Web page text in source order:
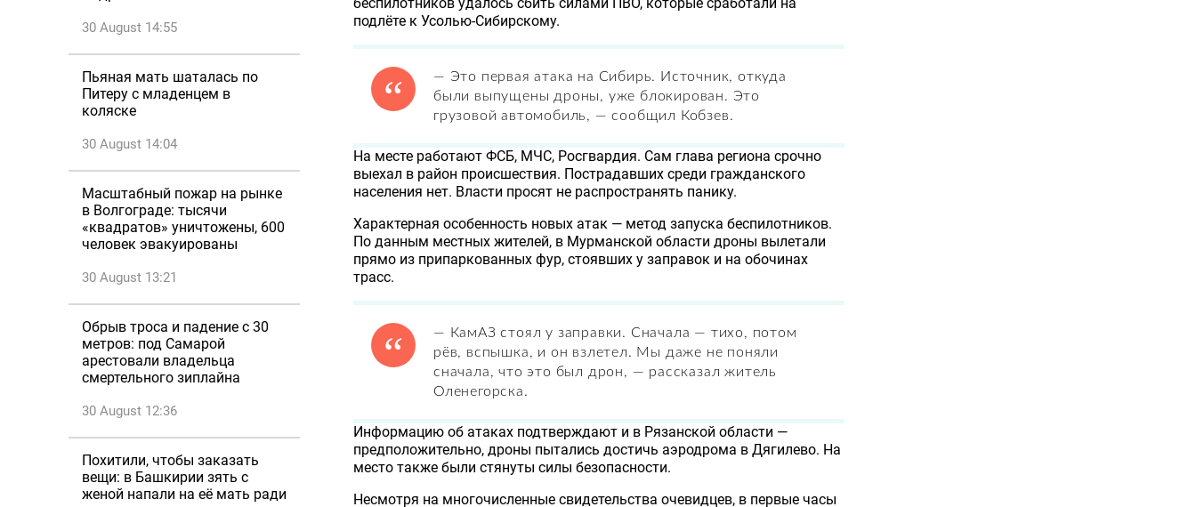
30 August 14:55
Пьяная мать шаталась по
Питеру с младенцем в
коляске
30 August 14:04
Масштабный пожар на рынке
в Волгограде: тысячи
«квадратов» уничтожены, 600
человек эвакуированы
30 August 13:21
Обрыв троса и падение с 30
метров: под Самарой
арестовали владельца
смертельного зиплайна
30 August 12:36
Похитили, чтобы заказать
вещи: в Башкирии зять с
женой напали на её мать ради
подлёте к Усолью-Сибирскому.
— Это первая атака на Сибирь. Источник, откуда
были выпущены дроны, уже блокирован. Это
грузовой автомобиль, — сообщил Кобзев.
На месте работают ФСБ, МЧС, Росгвардия. Сам глава региона срочно
выехал в район происшествия. Пострадавших среди гражданского
населения нет. Власти просят не распространять панику.
Характерная особенность новых атак — метод запуска беспилотников.
По данным местных жителей, в Мурманской области дроны вылетали
прямо из припаркованных фур, стоявших у заправок и на обочинах
трасс.
— КамАЗ стоял у заправки. Сначала — тихо, потом
рёв, вспышка, и он взлетел. Мы даже не поняли
сначала, что это был дрон, — рассказал житель
Оленегорска.
Информацию об атаках подтверждают и в Рязанской области —
предположительно, дроны пытались достичь аэродрома в Дягилево. На
место также были стянуты силы безопасности.
Несмотря на многочисленные свидетельства очевидцев, в первые часы